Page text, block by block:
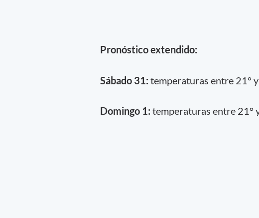
Pronóstico extendido:
Sábado 31: temperaturas entre 21°
Domingo 1: temperaturas entre 21°